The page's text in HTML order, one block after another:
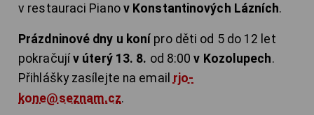
v restauraci Piano v Konstantinových Lázních.
Prázdninové dny u koní pro děti od 5 do 12 let
pokračujív úterý 13. 8. od 8:00v Kozolupech.
Přihlášky zasílejte na email rjo-
kone@seznam.cz.